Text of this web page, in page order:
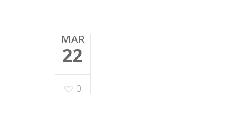
MAR
22
0